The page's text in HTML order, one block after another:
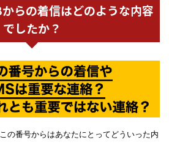
らの着信はどのような内容
でしたか？
の番号からはあなたにとってどういった内